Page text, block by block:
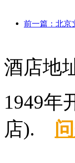
酒店地
1949年
店).